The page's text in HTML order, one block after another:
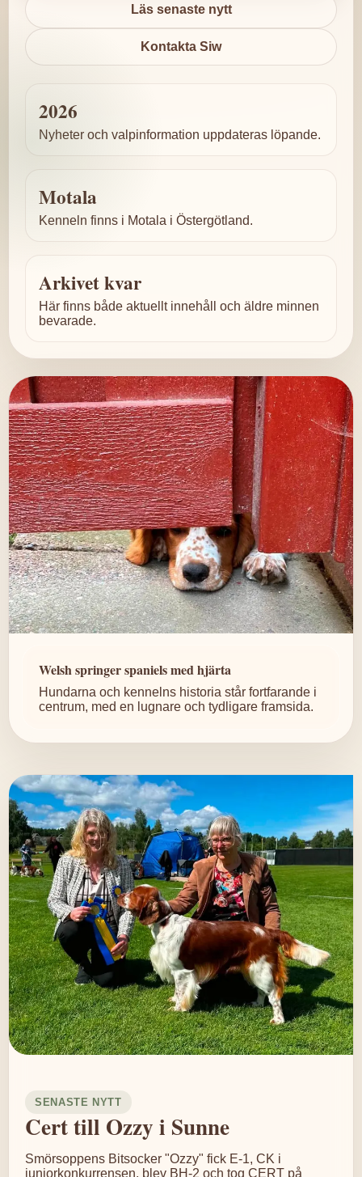
Läs senaste nytt
Kontakta Siw
2026
Nyheter och valpinformation uppdateras löpande.
Motala
Kenneln finns i Motala i Östergötland.
Arkivet kvar
Här finns både aktuellt innehåll och äldre minnen
bevarade.
Welsh springer spaniels med hjärta
Hundarna och kennelns historia står fortfarande i
centrum, med en lugnare och tydligare framsida.
SENASTE NYTT
Cert till Ozzy i Sunne
Smörsoppens Bitsocker "Ozzy" fick E-1, CK i
juniorkonkurrensen, blev BH-2 och tog CERT på